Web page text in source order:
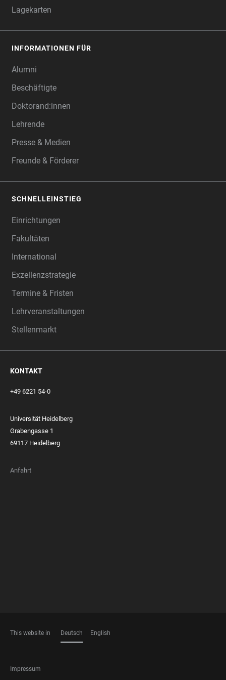
Lagekarten
INFORMATIONEN FÜR
Alumni
Beschäftigte
Doktorand:innen
Lehrende
Presse & Medien
Freunde & Förderer
SCHNELLEINSTIEG
Einrichtungen
Fakultäten
International
Exzellenzstrategie
Termine & Fristen
Lehrveranstaltungen
Stellenmarkt
KONTAKT
+49 6221 54-0
Universität Heidelberg
Grabengasse 1
69117 Heidelberg
Anfahrt
This website in Deutsch English
FOOTER
Impressum